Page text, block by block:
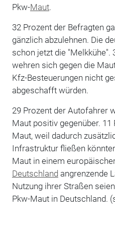
Pkw-Maut.
32 Prozent der Befragten
gänzlich abzulehnen. Die
schon jetzt die "Melkkühe".
wehren sich gegen die
Kfz-Besteuerungen nicht
abgeschafft würden.
29 Prozent der Autofahrer
Maut positiv gegenüber.
Maut, weil dadurch
Infrastruktur fließen
Maut in einem
Deutschland angrenzende
Nutzung ihrer Straßen
Pkw-Maut in Deutschland.